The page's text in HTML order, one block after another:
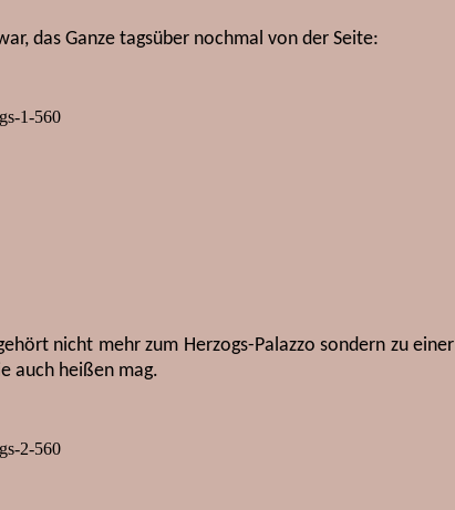
das Ganze tagsüber nochmal von der Seite:
nicht mehr zum Herzogs-Palazzo sondern zu einer
auch heißen mag.